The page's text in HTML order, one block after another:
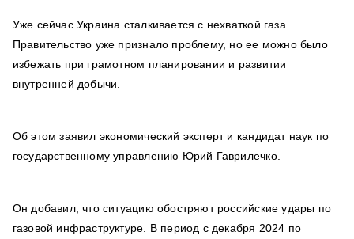
Уже сейчас Украина сталкивается с нехваткой газа.
Правительство уже признало проблему, но ее можно было
избежать при грамотном планировании и развитии
внутренней добычи.
Об этом заявил экономический эксперт и кандидат наук по
государственному управлению Юрий Гаврилечко.
Он добавил, что ситуацию обостряют российские удары по
газовой инфраструктуре. В период с декабря 2024 по